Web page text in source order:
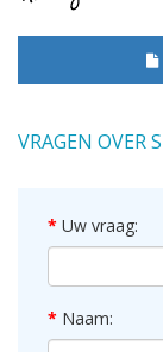
VRAGEN OVER
Uw vraag:
Naam: